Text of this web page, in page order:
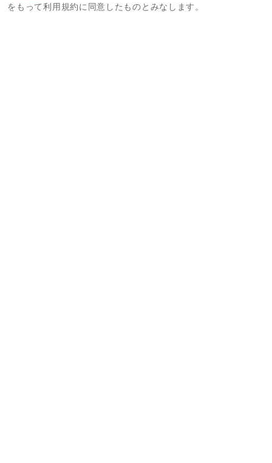
をもって利用規約に同意したものとみなします。